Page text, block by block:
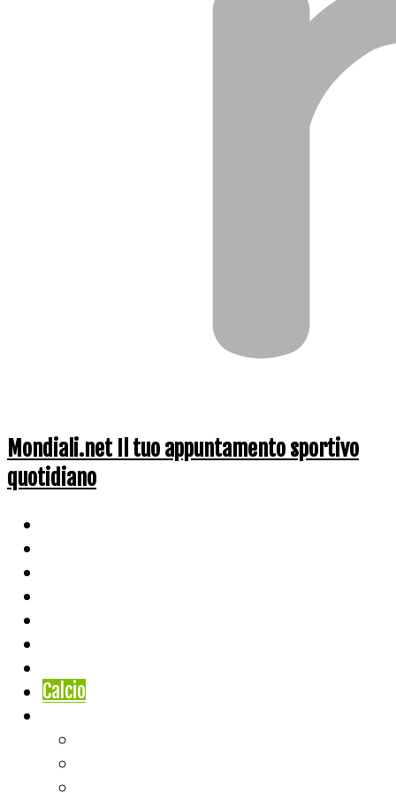
Mondiali.net Il tuo appuntamento sportivo
quotidiano
Calcio